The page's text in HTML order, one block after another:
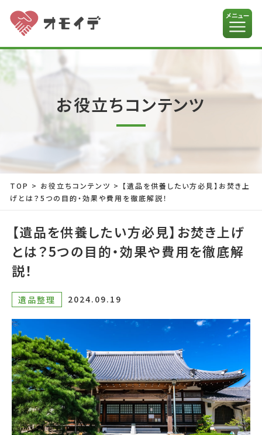
お役立ちコンテンツ
TOP > お役立ちコンテンツ > 【遺品を供養したい方必見】お焚き上
げとは？5つの目的・効果や費用を徹底解説！
【遺品を供養したい方必見】お焚き上げ
とは？5つの目的・効果や費用を徹底解
説！
遺品整理 2024.09.19